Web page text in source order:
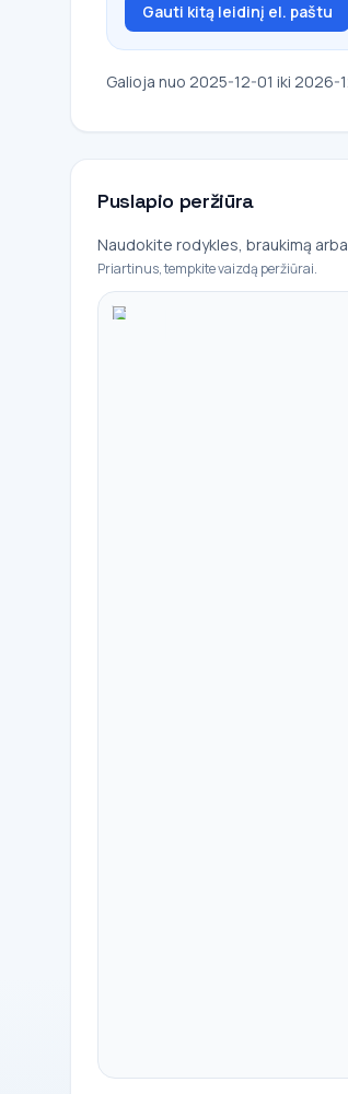
Gauti kitą leidinį el. paštu
Galioja nuo 2025-12-01 iki 2026-
Puslapio peržiūra
Naudokite rodykles, braukimą
Priartinus, tempkite vaizdą peržiūrai.
100%